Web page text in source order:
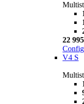
22
V4 S